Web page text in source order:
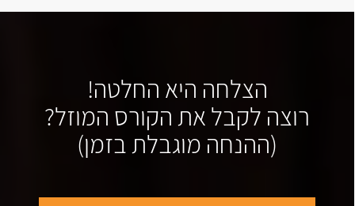
הצלחה היא החלטה!
רוצה לקבל את הקורס המוזל?
(ההנחה מוגבלת בזמן)